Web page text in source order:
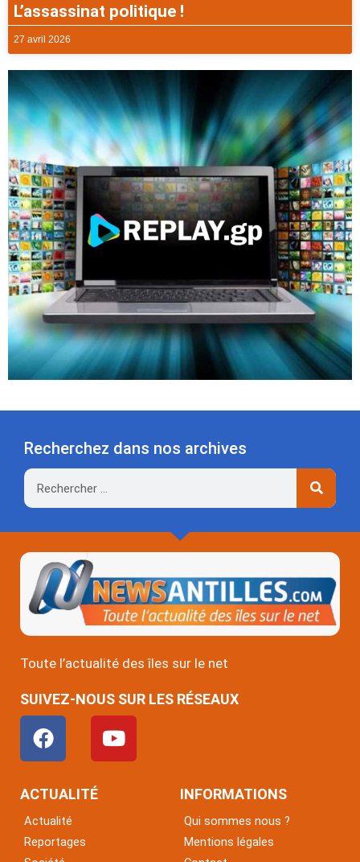
L’assassinat politique !
27 avril 2026
Recherchez dans nos archives
Rechercher
Toute l’actualité des îles sur le net
SUIVEZ-NOUS SUR LES RÉSEAUX
F
a
c
e
o
o
Y
o
u
ACTUALITÉ
Actualité
Reportages
INFORMATIONS
Qui sommes nous ?
Mentions légales